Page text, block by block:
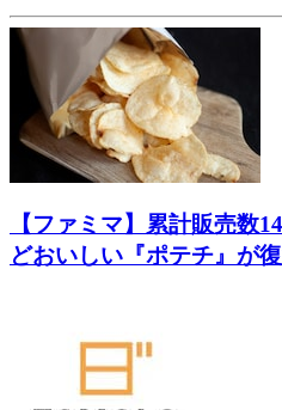
【ファミマ】累計販売数
どおいしい『ポテチ』が復